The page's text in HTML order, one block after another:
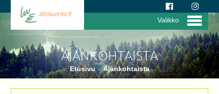
AJANKOHTAISTA
Etusivu»Ajankohtaista
Valikko